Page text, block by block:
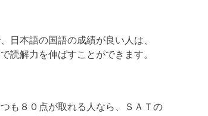
日本語の国語の成績が良い人は、
読解力を伸ばすことができます。
も８０点が取れる人なら、ＳＡＴの